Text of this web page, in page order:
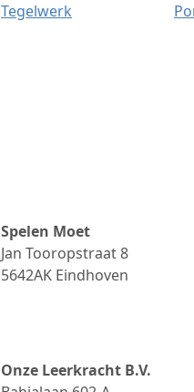
Tegelwerk
Spelen Moet
Jan Tooropstraat 8
5642AK Eindhoven
Onze Leerkracht B.V.